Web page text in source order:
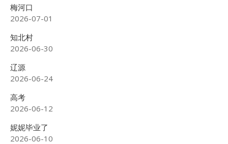
梅河口
2026-07-01
知北村
2026-06-30
辽源
2026-06-24
高考
2026-06-12
妮妮毕业了
2026-06-10